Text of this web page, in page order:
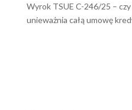
Wyrok TSUE C-246/25 –
unieważnia całą umowę